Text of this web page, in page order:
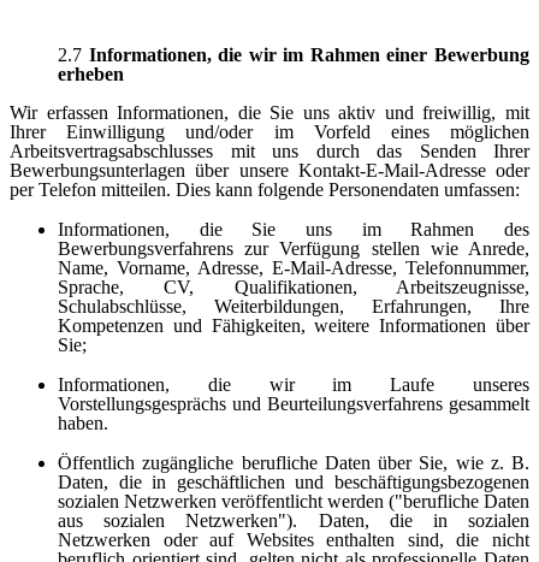
2.7 Informationen, die wir im Rahmen einer Bewerbung
erheben
Wir erfassen Informationen, die Sie uns aktiv und freiwillig, mit
Ihrer Einwilligung und/oder im Vorfeld eines möglichen
Arbeitsvertragsabschlusses mit uns durch das Senden Ihrer
Bewerbungsunterlagen über unsere Kontakt-E-Mail-Adresse oder
per Telefon mitteilen. Dies kann folgende Personendaten umfassen:
Informationen, die Sie uns im Rahmen des
Bewerbungsverfahrens zur Verfügung stellen wie Anrede,
Name, Vorname, Adresse, E-Mail-Adresse, Telefonnummer,
Sprache, CV, Qualifikationen, Arbeitszeugnisse,
Schulabschlüsse, Weiterbildungen, Erfahrungen, Ihre
Kompetenzen und Fähigkeiten, weitere Informationen über
Sie;
Informationen, die wir im Laufe unseres
Vorstellungsgesprächs und Beurteilungsverfahrens gesammelt
haben.
Öffentlich zugängliche berufliche Daten über Sie, wie z. B.
Daten, die in geschäftlichen und beschäftigungsbezogenen
sozialen Netzwerken veröffentlicht werden ("berufliche Daten
aus sozialen Netzwerken"). Daten, die in sozialen
Netzwerken oder auf Websites enthalten sind, die nicht